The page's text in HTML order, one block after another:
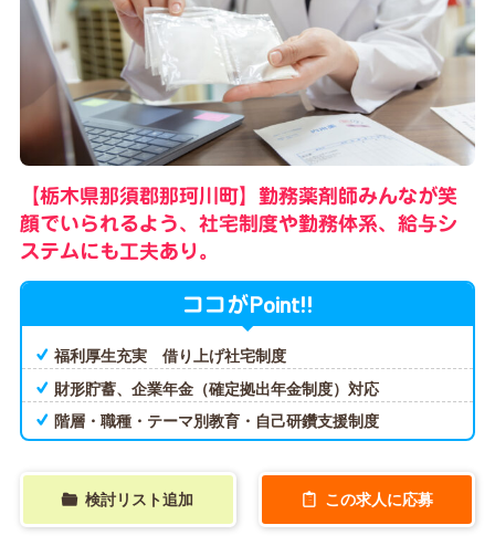
【栃木県那須郡那珂川町】勤務薬剤師みんなが笑
顔でいられるよう、社宅制度や勤務体系、給与シ
ステムにも工夫あり。
ココがPoint!!
福利厚生充実 借り上げ社宅制度
財形貯蓄、企業年金（確定拠出年金制度）対応
階層・職種・テーマ別教育・自己研鑽支援制度
検討リスト追加 この求人に応募